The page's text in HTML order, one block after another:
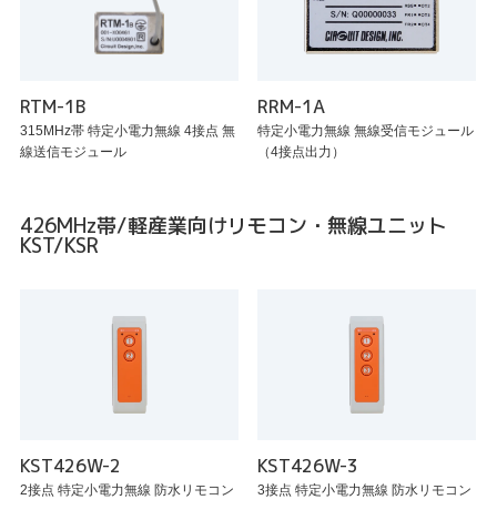
RTM-1B
315MHz帯 特定小電力無線 4接点 無
線送信モジュール
RRM-1A
特定小電力無線 無線受信モジュール
（4接点出力）
426MHz帯/軽産業向けリモコン・無線ユニット
KST/KSR
KST426W-2
2接点 特定小電力無線 防水リモコン
KST426W-3
3接点 特定小電力無線 防水リモコン